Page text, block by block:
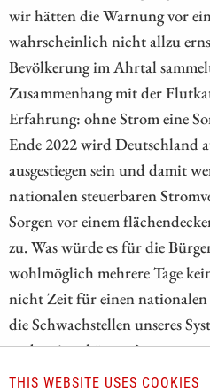
THIS WEBSITE USES COOKIES
wir hätten die Warnung vor
wahrscheinlich nicht allzu
Bevölkerung im Ahrtal
Zusammenhang mit der
Erfahrung: ohne Strom eine
Ende 2022 wird Deutschland
ausgestiegen sein und damit
nationalen steuerbaren
Sorgen vor einem
zu. Was würde es für die
wohlmöglich mehrere Tage
nicht Zeit für einen
die Schwachstellen unseres
vorbereiten können?